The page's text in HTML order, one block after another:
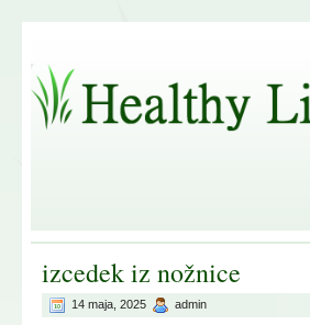
izcedek iz nožnice
14 maja, 2025 admin